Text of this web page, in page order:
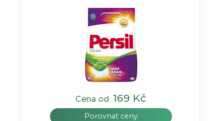
Cena od169 Kč
Porovnat ceny